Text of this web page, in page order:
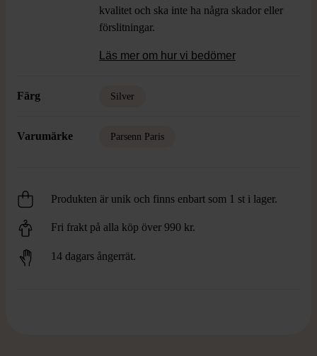
kvalitet och ska inte ha några skador eller
förslitningar.
Läs mer om hur vi bedömer
Färg Silver
Varumärke Parsenn Paris
Produkten är unik och finns enbart som 1 st i lager.
Fri frakt på alla köp över 990 kr.
14 dagars ångerrät.